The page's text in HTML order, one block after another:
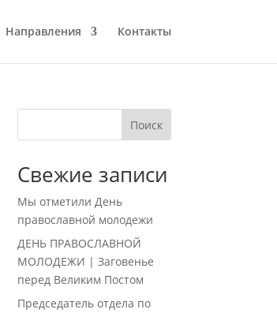
Направления Контакты
Поиск
Свежие записи
Мы отметили День
православной молодежи
ДЕНЬ ПРАВОСЛАВНОЙ
МОЛОДЕЖИ | Заговенье
перед Великим Постом
Председатель отдела по